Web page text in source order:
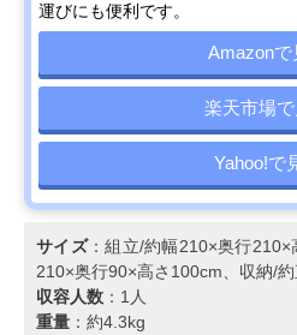
運びにも便利です。
Amazonで
楽天市場で
Yahoo!で
サイズ：組立/約幅210×奥行
210×奥行90×高さ100cm、収納/
収容人数 ：1人
重量 ：約4.3kg